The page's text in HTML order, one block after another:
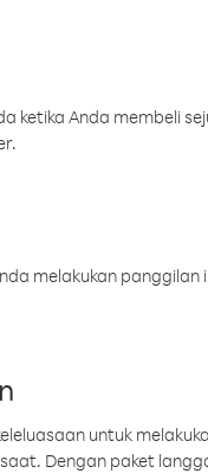
ketika Anda membeli
melakukan
untuk
Dengan paket